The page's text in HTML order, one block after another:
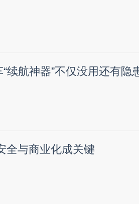
续航神器”不仅没用还有隐
全与商业化成关键